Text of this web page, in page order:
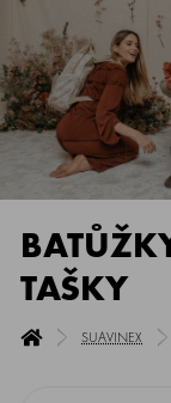
TAŠKY
SUAVINEX